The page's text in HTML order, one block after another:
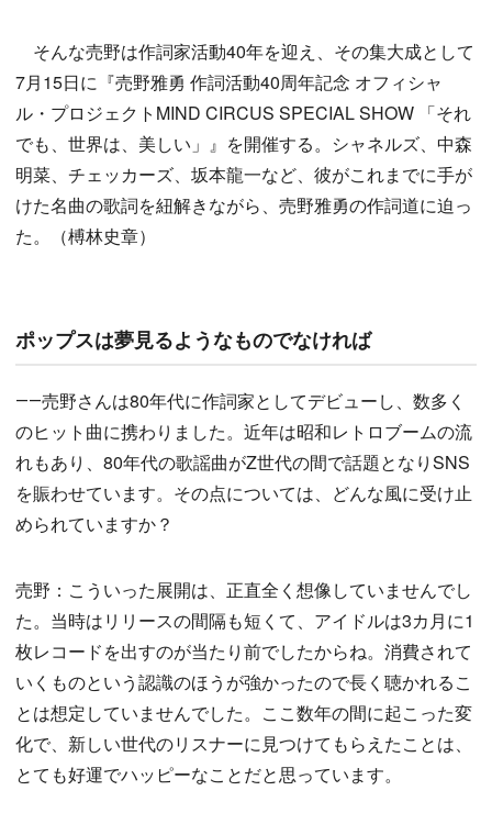
そんな売野は作詞家活動40年を迎え、その集大成として
7月15日に『売野雅勇 作詞活動40周年記念 オフィシャ
ル・プロジェクトMIND CIRCUS SPECIAL SHOW 「それ
でも、世界は、美しい」』を開催する。シャネルズ、中森
明菜、チェッカーズ、坂本龍一など、彼がこれまでに手が
けた名曲の歌詞を紐解きながら、売野雅勇の作詞道に迫っ
た。（榑林史章）
ポップスは夢見るようなものでなければ
――売野さんは80年代に作詞家としてデビューし、数多く
のヒット曲に携わりました。近年は昭和レトロブームの流
れもあり、80年代の歌謡曲がZ世代の間で話題となりSNS
を賑わせています。その点については、どんな風に受け止
められていますか？
売野：こういった展開は、正直全く想像していませんでし
た。当時はリリースの間隔も短くて、アイドルは3カ月に1
枚レコードを出すのが当たり前でしたからね。消費されて
いくものという認識のほうが強かったので長く聴かれるこ
とは想定していませんでした。ここ数年の間に起こった変
化で、新しい世代のリスナーに見つけてもらえたことは、
とても好運でハッピーなことだと思っています。